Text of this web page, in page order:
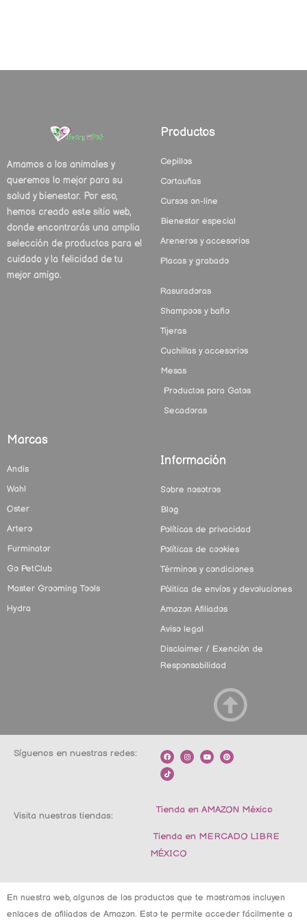
Amamos a los animales y
queremos lo mejor para su
salud y bienestar. Por eso,
hemos creado este sitio web,
donde encontrarás una amplia
selección de productos para el
cuidado y la felicidad de tu
mejor amigo.
Productos
Cepillos
Cortauñas
Cursos on-line
Bienestar especial
Areneros y accesorios
Placas y grabado
Rasuradoras
Shampoos y baño
Tijeras
Cuchillas y accesorios
Mesas
Productos para Gatos
Secadoras
Marcas
Andis
Wahl
Oster
Artero
Furminator
Go PetClub
Master Grooming Tools
Hydra
Información
Sobre nosotros
Blog
Políticas de privacidad
Políticas de cookies
Términos y condiciones
Pólitica de envíos y devoluciones
Amazon Afiliados
Aviso legal
Disclaimer / Exención de
Responsabilidad
Síguenos en nuestras redes:
F
a
c
e
b
I
n
s
m
Y
o
u
P
i
n
t
T
i
k
t
o
Visita nuestras tiendas:
Tienda en AMAZON México
Tienda en MERCADO LIBRE
MÉXICO
En nuestra web, algunos de los productos que te mostramos incluyen
enlaces de afiliados de Amazon. Esto te permite acceder fácilmente a